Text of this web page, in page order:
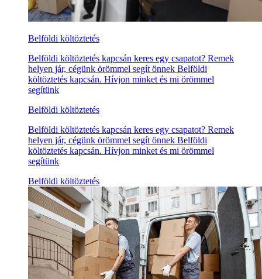
Belföldi költöztetés
Belföldi költöztetés kapcsán keres egy csapatot? Remek
helyen jár, cégünk örömmel segít önnek Belföldi
költöztetés kapcsán. Hívjon minket és mi örömmel
segítünk
Belföldi költöztetés
Belföldi költöztetés kapcsán keres egy csapatot? Remek
helyen jár, cégünk örömmel segít önnek Belföldi
költöztetés kapcsán. Hívjon minket és mi örömmel
segítünk
Belföldi költöztetés